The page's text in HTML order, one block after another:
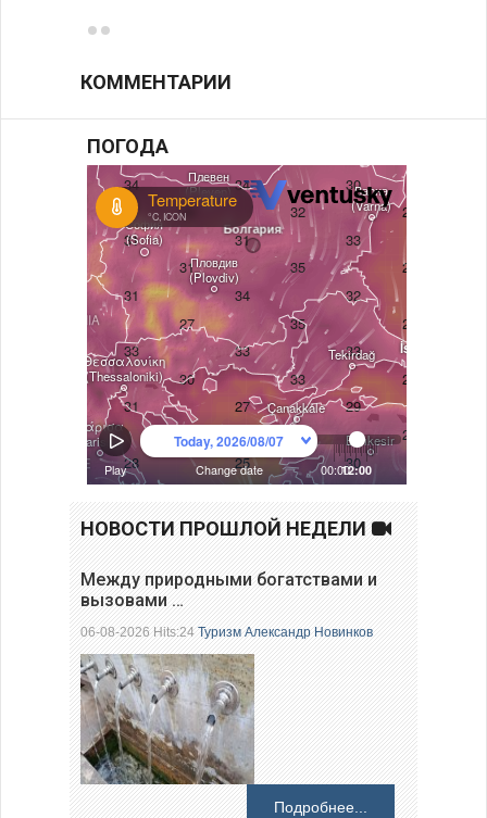
КОММЕНТАРИИ
ПОГОДА
НОВОСТИ ПРОШЛОЙ НЕДЕЛИ
Между природными богатствами и
вызовами …
06-08-2026 Hits:24Туризм Александр Новинков
Подробнее...